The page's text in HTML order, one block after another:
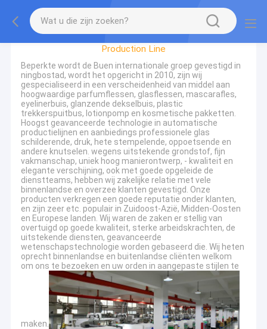
Factory Tour
Production Line
Beperkte wordt de Buen internationale groep gevestigd in
ningbostad, wordt het opgericht in 2010, zijn wij
gespecialiseerd in een verscheidenheid van middel aan
hoogwaardige parfumflessen, glasflessen, mascarafles,
eyelinerbuis, glanzende dekselbuis, plastic
trekkerspuitbus, lotionpomp en kosmetische pakketten.
Hoogst geavanceerde technologie in automatische
productielijnen en aanbiedings professionele glas
schilderende, druk, hete stempelende, oppoetsende en
andere knutselen. wegens uitstekende grondstof, fijn
vakmanschap, uniek hoog manierontwerp, - kwaliteit en
elegante verschijning, ook met goede opgeleide de
dienstteams, hebben wij zakelijke relatie met vele
binnenlandse en overzee klanten gevestigd. Onze
producten verkregen een goede reputatie onder klanten,
en zijn zeer etc. populair in Zuidoost-Azië, Midden-Oosten
en Europese landen. Wij waren de zaken er stellig van
overtuigd op goede kwaliteit, sterke arbeidskrachten, de
uitstekende diensten, geavanceerde
wetenschapstechnologie worden gebaseerd die. Wij heten
oprecht binnenlandse en buitenlandse cliënten welkom
om ons te bezoeken en uw orden in aangepaste stijlen te
maken.